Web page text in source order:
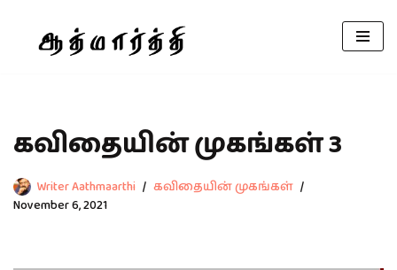
கவிதையின் முகங்கள் 3
Writer Aathmaarthi
கவிதையின் முகங்கள்
November 6, 2021